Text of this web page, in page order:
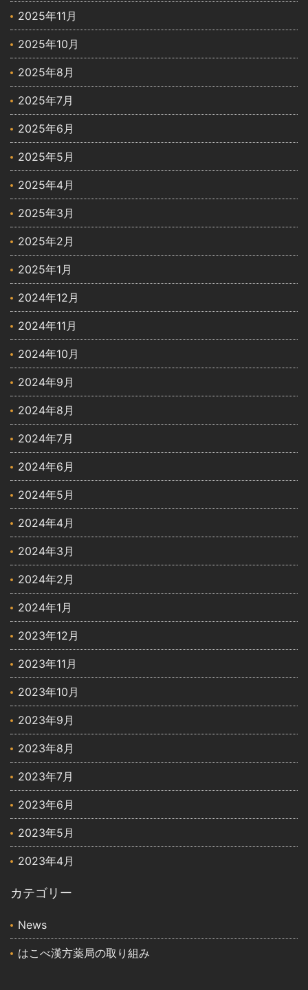
2025年11月
2025年10月
2025年8月
2025年7月
2025年6月
2025年5月
2025年4月
2025年3月
2025年2月
2025年1月
2024年12月
2024年11月
2024年10月
2024年9月
2024年8月
2024年7月
2024年6月
2024年5月
2024年4月
2024年3月
2024年2月
2024年1月
2023年12月
2023年11月
2023年10月
2023年9月
2023年8月
2023年7月
2023年6月
2023年5月
2023年4月
カテゴリー
News
はこべ漢方薬局の取り組み